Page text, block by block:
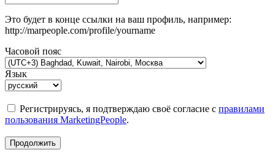
Это будет в конце ссылки на ваш профиль, например:
http://marpeople.com/profile/yourname
Часовой пояс
Язык
Регистрируясь, я подтверждаю своё согласие с правилами
пользования MarketingPeople.
Продолжить